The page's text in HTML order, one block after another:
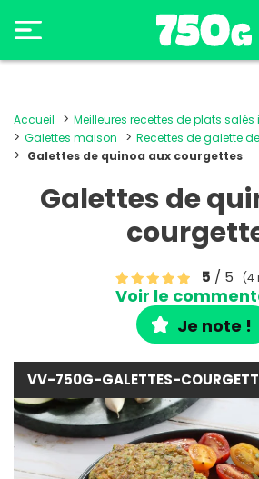
Accueil
Meilleures recettes de plats
Galettes maison
Recettes de galette
Galettes de quinoa aux courgettes
Galettes de
5 / 5 (4
Voir le
Je note !
VV-750G-GALETTES-